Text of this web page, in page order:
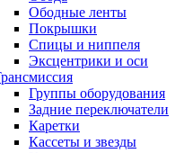
Ободные ленты
Покрышки
Спицы и ниппеля
Эксцентрики и оси
Группы оборудования
Задние переключатели
Каретки
Кассеты и звезды